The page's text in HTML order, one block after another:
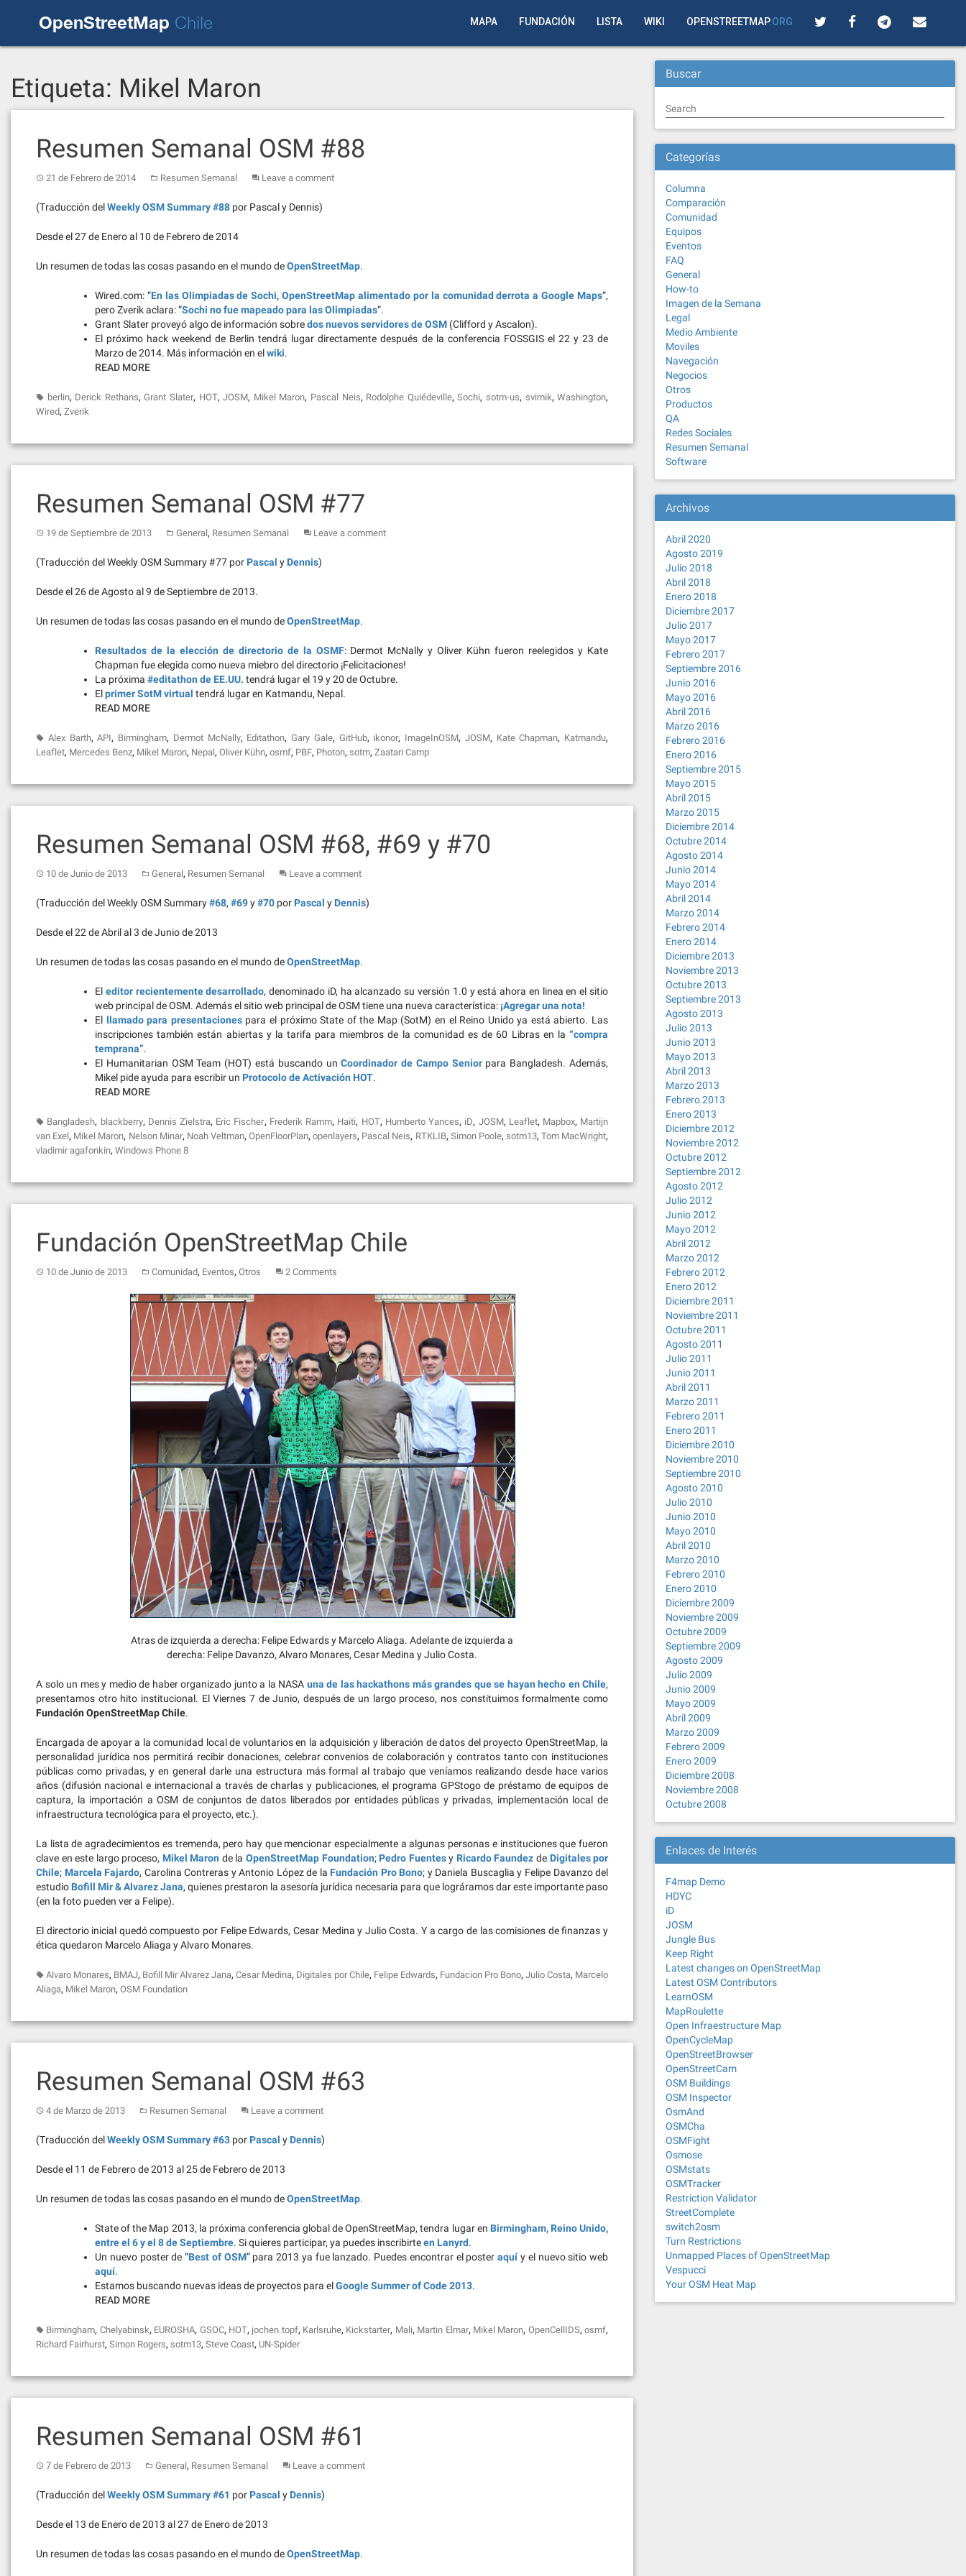
OpenStreetMap Chile MAPA FUNDACIÓN LISTA WIKI OPENSTREETMAP.ORG
Etiqueta: Mikel Maron
Resumen Semanal OSM #88
21 de Febrero de 2014 Resumen Semanal Leave a comment
(Traducción delWeekly OSM Summary #88 por Pascal y Dennis)
Desde el 27 de Enero al 10 de Febrero de 2014
Un resumen de todas las cosas pasando en el mundo deOpenStreetMap.
Wired.com: “En las Olimpiadas de Sochi, OpenStreetMap alimentado por la comunidad derrota a Google Maps“,
pero Zverik aclara: “Sochi no fue mapeado para las Olimpiadas“.
Grant Slater proveyó algo de información sobredos nuevos servidores de OSM (Clifford y Ascalon).
El próximo hack weekend de Berlin tendrá lugar directamente después de la conferencia FOSSGIS el 22 y 23 de
Marzo de 2014. Más información en elwiki.
READ MORE
berlin, Derick Rethans,Grant Slater, HOT,JOSM, Mikel Maron, Pascal Neis, Rodolphe Quiédeville,Sochi, sotm-us, svimik,Washington,
Wired, Zverik
Resumen Semanal OSM #77
19 de Septiembre de 2013 General, Resumen Semanal Leave a comment
(Traducción del Weekly OSM Summary #77 por Pascal y Dennis)
Desde el 26 de Agosto al 9 de Septiembre de 2013.
Un resumen de todas las cosas pasando en el mundo deOpenStreetMap.
Resultados de la elección de directorio de la OSMF: Dermot McNally y Oliver Kühn fueron reelegidos y Kate
Chapman fue elegida como nueva miebro del directorio ¡Felicitaciones!
La próxima #editathon de EE.UU. tendrá lugar el 19 y 20 de Octubre.
Elprimer SotM virtual tendrá lugar en Katmandu, Nepal.
READ MORE
Alex Barth,API, Birmingham, Dermot McNally, Editathon, Gary Gale, GitHub, ikonor, ImageInOSM, JOSM, Kate Chapman, Katmandu,
Leaflet, Mercedes Benz, Mikel Maron, Nepal, Oliver Kühn, osmf, PBF, Photon, sotm, Zaatari Camp
Resumen Semanal OSM #68, #69 y #70
10 de Junio de 2013 General, Resumen Semanal Leave a comment
(Traducción del Weekly OSM Summary#68, #69y#70 por Pascal y Dennis)
Desde el 22 de Abril al 3 de Junio de 2013
Un resumen de todas las cosas pasando en el mundo deOpenStreetMap.
El editor recientemente desarrollado, denominado iD, ha alcanzado su versión 1.0 y está ahora en linea en el sitio
web principal de OSM. Además el sitio web principal de OSM tiene una nueva característica: ¡Agregar una nota!
El llamado para presentacionespara el próximo State of the Map (SotM) en el Reino Unido ya está abierto. Las
inscripciones también están abiertas y la tarifa para miembros de la comunidad es de 60 Libras en la “compra
temprana”.
El Humanitarian OSM Team (HOT) está buscando unCoordinador de Campo Seniorpara Bangladesh. Además,
Mikel pide ayuda para escribir un Protocolo de Activación HOT.
READ MORE
Bangladesh, blackberry, Dennis Zielstra, Eric Fischer, Frederik Ramm, Haiti, HOT, Humberto Yances, iD, JOSM, Leaflet, Mapbox, Martijn
van Exel, Mikel Maron, Nelson Minar, Noah Veltman, OpenFloorPlan,openlayers, Pascal Neis, RTKLIB, Simon Poole, sotm13, Tom MacWright,
vladimir agafonkin, Windows Phone 8
Fundación OpenStreetMap Chile
10 de Junio de 2013 Comunidad, Eventos, Otros 2 Comments
Atras de izquierda a derecha: Felipe Edwards y Marcelo Aliaga. Adelante de izquierda a
derecha: Felipe Davanzo, Alvaro Monares, Cesar Medina y Julio Costa.
A solo un mes y medio de haber organizado junto a la NASA una de las hackathons más grandes que se hayan hecho en Chile,
presentamos otro hito institucional. El Viernes 7 de Junio, después de un largo proceso, nos constituimos formalmente como
Fundación OpenStreetMap Chile.
Encargada de apoyar a la comunidad local de voluntarios en la adquisición y liberación de datos del proyecto OpenStreetMap, la
personalidad jurídica nos permitirá recibir donaciones, celebrar convenios de colaboración y contratos tanto con instituciones
públicas como privadas, y en general darle una estructura más formal al trabajo que veníamos realizando desde hace varios
años (difusión nacional e internacional a través de charlas y publicaciones, el programa GPStogo de préstamo de equipos de
captura, la importación a OSM de conjuntos de datos liberados por entidades públicas y privadas, implementación local de
infraestructura tecnológica para el proyecto, etc.).
La lista de agradecimientos es tremenda, pero hay que mencionar especialmente a algunas personas e instituciones que fueron
clave en este largo proceso, Mikel Maron de laOpenStreetMap Foundation; Pedro Fuentesy Ricardo Faundez de Digitales por
Chile; Marcela Fajardo, Carolina Contreras y Antonio López de la Fundación Pro Bono; y Daniela Buscaglia y Felipe Davanzo del
estudio Bofill Mir & Alvarez Jana, quienes prestaron la asesoría jurídica necesaria para que lográramos dar este importante paso
(en la foto pueden ver a Felipe).
El directorio inicial quedó compuesto por Felipe Edwards, Cesar Medina y Julio Costa. Y a cargo de las comisiones de finanzas y
ética quedaron Marcelo Aliaga y Alvaro Monares.
Alvaro Monares, BMAJ, Bofill Mir Alvarez Jana, Cesar Medina, Digitales por Chile, Felipe Edwards, Fundacion Pro Bono, Julio Costa, Marcelo
Aliaga, Mikel Maron, OSM Foundation
Resumen Semanal OSM #63
4 de Marzo de 2013 Resumen Semanal Leave a comment
(Traducción delWeekly OSM Summary #63 por Pascal y Dennis)
Desde el 11 de Febrero de 2013 al 25 de Febrero de 2013
Un resumen de todas las cosas pasando en el mundo deOpenStreetMap.
State of the Map 2013, la próxima conferencia global de OpenStreetMap, tendra lugar en Birmingham, Reino Unido,
entre el 6 y el 8 de Septiembre. Si quieres participar, ya puedes inscribirteen Lanyrd.
Un nuevo poster de “Best of OSM” para 2013 ya fue lanzado. Puedes encontrar el posteraquíy el nuevo sitio web
aquí.
Estamos buscando nuevas ideas de proyectos para elGoogle Summer of Code 2013.
READ MORE
Birmingham, Chelyabinsk, EUROSHA, GSOC, HOT, jochen topf, Karlsruhe, Kickstarter, Mali, Martin Elmar, Mikel Maron, OpenCellIDS, osmf,
Richard Fairhurst, Simon Rogers, sotm13, Steve Coast, UN-Spider
Resumen Semanal OSM #61
7 de Febrero de 2013 General, Resumen Semanal Leave a comment
(Traducción delWeekly OSM Summary #61 por Pascal y Dennis)
Desde el 13 de Enero de 2013 al 27 de Enero de 2013
Un resumen de todas las cosas pasando en el mundo deOpenStreetMap.
Buscar
Search
Categorías
Columna
Comparación
Comunidad
Equipos
Eventos
FAQ
General
How-to
Imagen de la Semana
Legal
Medio Ambiente
Moviles
Navegación
Negocios
Otros
Productos
QA
Redes Sociales
Resumen Semanal
Software
Archivos
Abril 2020
Agosto 2019
Julio 2018
Abril 2018
Enero 2018
Diciembre 2017
Julio 2017
Mayo 2017
Febrero 2017
Septiembre 2016
Junio 2016
Mayo 2016
Abril 2016
Marzo 2016
Febrero 2016
Enero 2016
Septiembre 2015
Mayo 2015
Abril 2015
Marzo 2015
Diciembre 2014
Octubre 2014
Agosto 2014
Junio 2014
Mayo 2014
Abril 2014
Marzo 2014
Febrero 2014
Enero 2014
Diciembre 2013
Noviembre 2013
Octubre 2013
Septiembre 2013
Agosto 2013
Julio 2013
Junio 2013
Mayo 2013
Abril 2013
Marzo 2013
Febrero 2013
Enero 2013
Diciembre 2012
Noviembre 2012
Octubre 2012
Septiembre 2012
Agosto 2012
Julio 2012
Junio 2012
Mayo 2012
Abril 2012
Marzo 2012
Febrero 2012
Enero 2012
Diciembre 2011
Noviembre 2011
Octubre 2011
Agosto 2011
Julio 2011
Junio 2011
Abril 2011
Marzo 2011
Febrero 2011
Enero 2011
Diciembre 2010
Noviembre 2010
Septiembre 2010
Agosto 2010
Julio 2010
Junio 2010
Mayo 2010
Abril 2010
Marzo 2010
Febrero 2010
Enero 2010
Diciembre 2009
Noviembre 2009
Octubre 2009
Septiembre 2009
Agosto 2009
Julio 2009
Junio 2009
Mayo 2009
Abril 2009
Marzo 2009
Febrero 2009
Enero 2009
Diciembre 2008
Noviembre 2008
Octubre 2008
Enlaces de Interés
F4map Demo
HDYC
iD
JOSM
Jungle Bus
Keep Right
Latest changes on OpenStreetMap
Latest OSM Contributors
LearnOSM
MapRoulette
Open Infraestructure Map
OpenCycleMap
OpenStreetBrowser
OpenStreetCam
OSM Buildings
OSM Inspector
OsmAnd
OSMCha
OSMFight
Osmose
OSMstats
OSMTracker
Restriction Validator
StreetComplete
switch2osm
Turn Restrictions
Unmapped Places of OpenStreetMap
Vespucci
Your OSM Heat Map